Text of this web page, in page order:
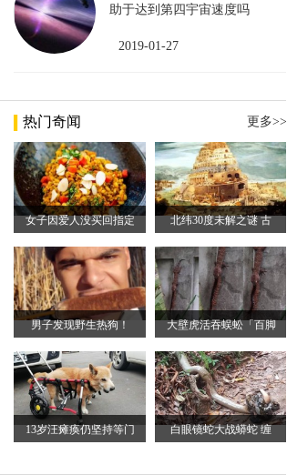
助于达到第四宇宙速度吗
2019-01-27
热门奇闻 更多>>
女子因爱人没买回指定 北纬30度未解之谜 古
男子发现野生热狗！ 大壁虎活吞蜈蚣「百脚
13岁汪瘫痪仍坚持等门 白眼镜蛇大战蟒蛇 缠